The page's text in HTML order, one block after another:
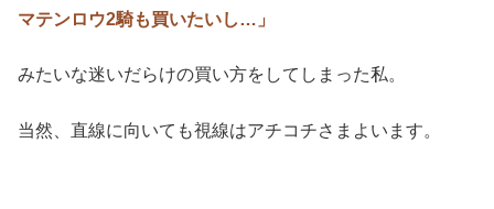
マテンロウ2騎も買いたいし…」
みたいな迷いだらけの買い方をしてしまった私。
当然、直線に向いても視線はアチコチさまよいます。